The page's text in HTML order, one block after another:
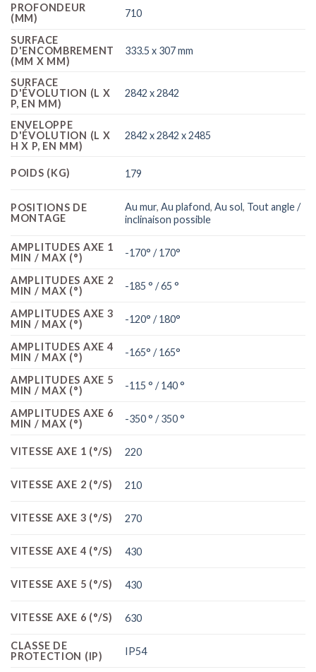
PROFONDEUR
(MM)
710
SURFACE
D'ENCOMBREMENT
(MM X MM)
333.5 x 307 mm
SURFACE
D'ÉVOLUTION (L X
P, EN MM)
2842 x 2842
ENVELOPPE
D'ÉVOLUTION (L X
H X P, EN MM)
2842 x 2842 x 2485
POIDS (KG) 179
POSITIONS DE
MONTAGE
Au mur,Au plafond,Au sol, Tout angle /
inclinaison possible
AMPLITUDES AXE 1
MIN / MAX (°)
-170° / 170°
AMPLITUDES AXE 2
MIN / MAX (°)
-185 ° / 65 °
AMPLITUDES AXE 3
MIN / MAX (°)
-120° / 180°
AMPLITUDES AXE 4
MIN / MAX (°)
-165° / 165°
AMPLITUDES AXE 5
MIN / MAX (°)
-115 ° / 140 °
AMPLITUDES AXE 6
MIN / MAX (°)
-350 ° / 350 °
VITESSE AXE 1 (°/S) 220
VITESSE AXE 2 (°/S) 210
VITESSE AXE 3 (°/S) 270
VITESSE AXE 4 (°/S) 430
VITESSE AXE 5 (°/S) 430
VITESSE AXE 6 (°/S) 630
CLASSE DE
PROTECTION (IP)
IP54